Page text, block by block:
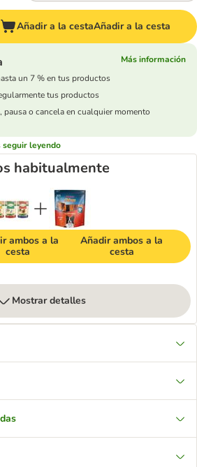
Añadir a la cestaAñadir a la cesta
Más información
un 7 % en tus productos
tus productos
pausa o cancela en cualquier momento
seguir leyendo
habitualmente
ambos a la
cesta
Añadir ambos a la
cesta
Mostrar detalles